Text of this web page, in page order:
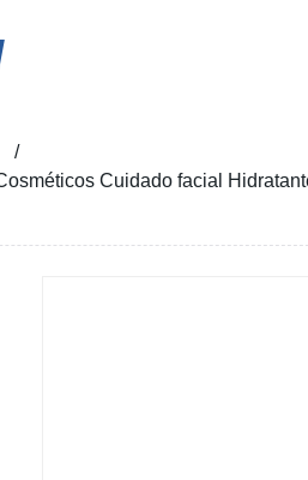
Cuidado facial